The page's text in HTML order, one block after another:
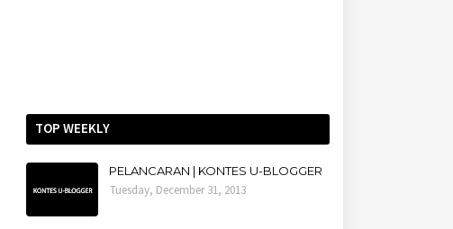
TOP WEEKLY
PELANCARAN | KONTES U-BLOGGER
Tuesday, December 31, 2013